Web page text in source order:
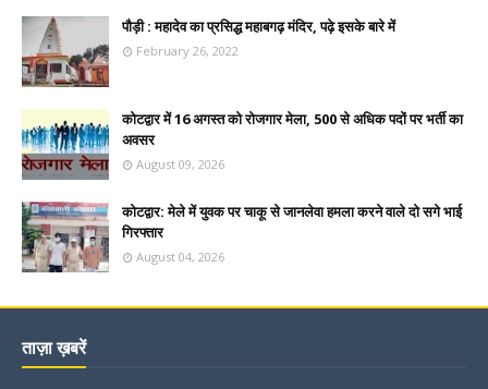
पौड़ी : महादेव का प्रसिद्ध महाबगढ़ मंदिर, पढ़े इसके बारे में
February 26, 2022
कोटद्वार में 16 अगस्त को रोजगार मेला, 500 से अधिक पदों पर भर्ती का
अवसर
August 09, 2026
कोटद्वार: मेले में युवक पर चाकू से जानलेवा हमला करने वाले दो सगे भाई
गिरफ्तार
August 04, 2026
ताज़ा ख़बरें